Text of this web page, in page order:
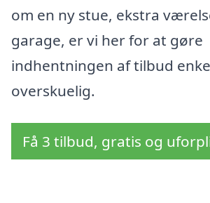
om en ny stue, ekstra
garage, er vi her for at gøre
indhentningen af tilbud
overskuelig.
Få 3 tilbud, gratis og